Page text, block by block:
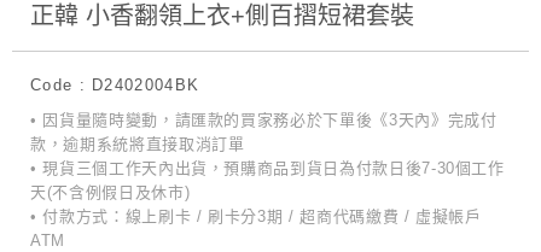
正韓 小香翻領上衣+側百摺短裙套裝
Code : D2402004BK
• 因貨量隨時變動，請匯款的買家務必於下單後《3天內》完成付
款，逾期系統將直接取消訂單
• 現貨三個工作天內出貨，預購商品到貨日為付款日後7-30個工作
天(不含例假日及休市)
• 付款方式：線上刷卡 / 刷卡分3期 / 超商代碼繳費 / 虛擬帳戶
ATM